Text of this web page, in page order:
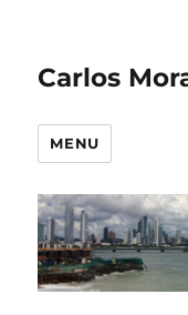
Carlos
MENU